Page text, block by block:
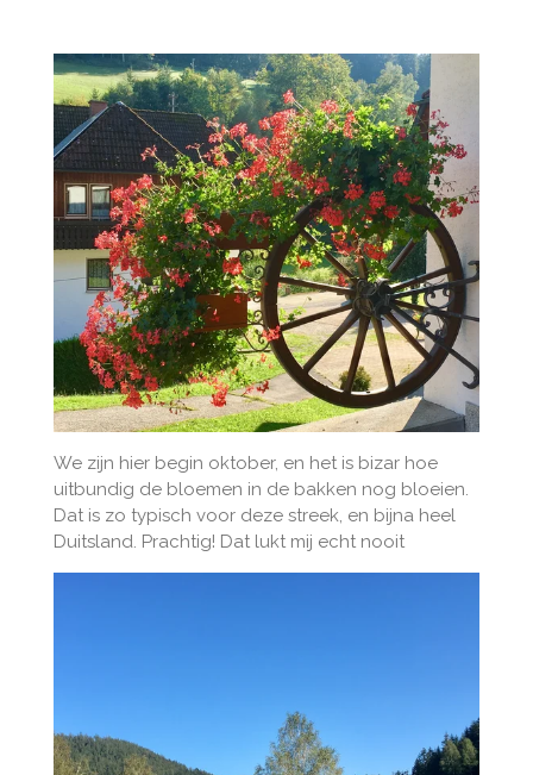
We zijn hier begin oktober, en het is bizar hoe
uitbundig de bloemen in de bakken nog bloeien.
Dat is zo typisch voor deze streek, en bijna heel
Duitsland. Prachtig! Dat lukt mij echt nooit